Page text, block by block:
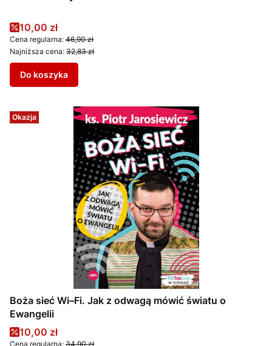
Cena promocyjna
10,00 zł
Cena regularna: 46,90 zł
Najniższa cena: 32,83 zł
Do koszyka
Okazja
Boża sieć Wi–Fi. Jak z odwagą mówić światu o
Ewangelii
Cena promocyjna
10,00 zł
Cena regularna: 34,90 zł